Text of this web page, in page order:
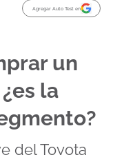
Agregar Auto Test en
un
la
del Toyota